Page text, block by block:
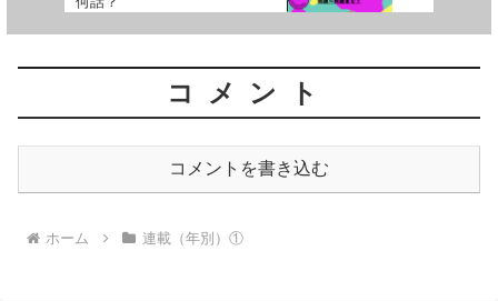
コメント
コメントを書き込む
ホーム 連載（年別）①